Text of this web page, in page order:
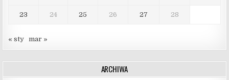
23 24 25 26 27 28
« sty mar »
ARCHIWA